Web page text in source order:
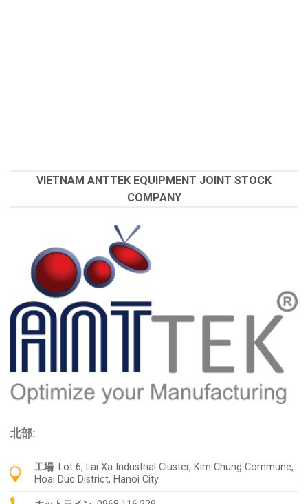
VIETNAM ANTTEK EQUIPMENT JOINT STOCK
COMPANY
北部:
工場: Lot 6, Lai Xa Industrial Cluster, Kim Chung Commune,
Hoai Duc District, Hanoi City